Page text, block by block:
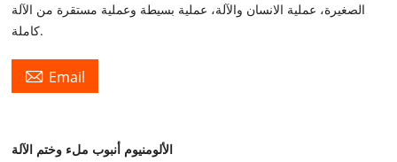
الصغيرة، عملية الانسان والآلة، عملية بسيطة وعملية مستقرة من الآلة
كاملة.
 Email
الألومنيوم أنبوب ملء وختم الآلة